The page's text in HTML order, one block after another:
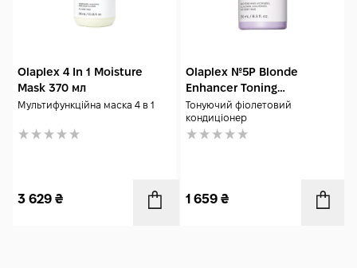
Olaplex 4 In 1 Moisture
Mask 370 мл
Мультифункційна маска 4 в 1
3 629 ₴
Olaplex №5P Blonde
Enhancer Toning
Conditioner 250 мл
Тонуючий фіолетовий
кондиціонер
1 659 ₴